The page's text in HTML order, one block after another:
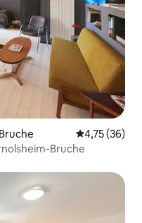
4,75 de uma
4,75 (36)
Bruche